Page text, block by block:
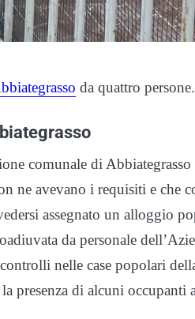
da quattro persone.
comunale di Abbiategrasso
ne avevano i requisiti e che
assegnato un alloggio
da personale
nelle case popolari
presenza di alcuni occupanti